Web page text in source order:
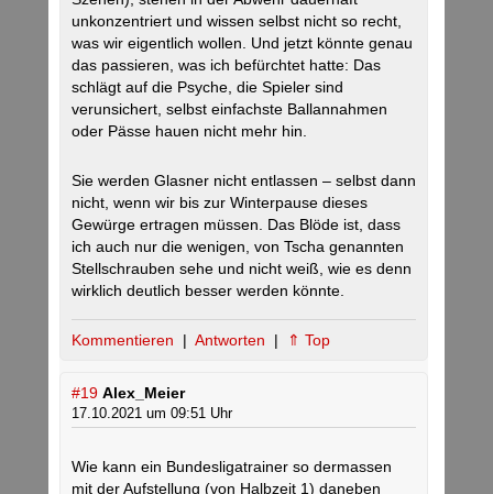
unkonzentriert und wissen selbst nicht so recht,
was wir eigentlich wollen. Und jetzt könnte genau
das passieren, was ich befürchtet hatte: Das
schlägt auf die Psyche, die Spieler sind
verunsichert, selbst einfachste Ballannahmen
oder Pässe hauen nicht mehr hin.
Sie werden Glasner nicht entlassen – selbst dann
nicht, wenn wir bis zur Winterpause dieses
Gewürge ertragen müssen. Das Blöde ist, dass
ich auch nur die wenigen, von Tscha genannten
Stellschrauben sehe und nicht weiß, wie es denn
wirklich deutlich besser werden könnte.
Kommentieren | Antworten | ⇑ Top
#19 Alex_Meier
17.10.2021 um 09:51 Uhr
Wie kann ein Bundesligatrainer so dermassen
mit der Aufstellung (von Halbzeit 1) daneben